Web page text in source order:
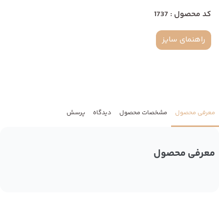
کد محصول : 1737
راهنمای سایز
معرفی محصول مشخصات محصول دیدگاه پرسش
معرفی محصول